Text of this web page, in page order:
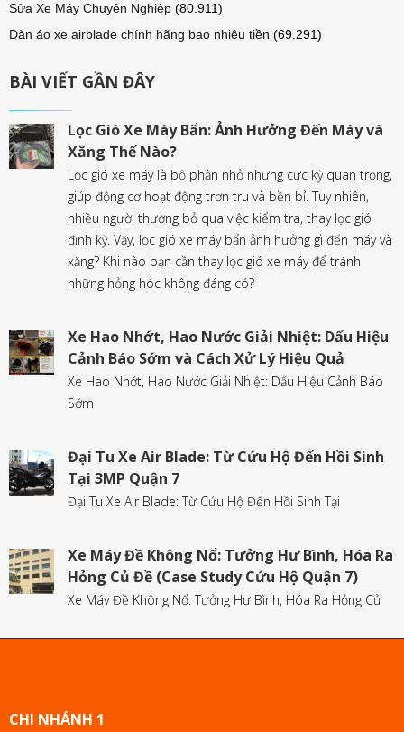
Sửa Xe Máy Chuyên Nghiệp (80.911)
Dàn áo xe airblade chính hãng bao nhiêu tiền (69.291)
BÀI VIẾT GẦN ĐÂY
Lọc Gió Xe Máy Bẩn: Ảnh Hưởng Đến Máy và
Xăng Thế Nào?
Lọc gió xe máy là bộ phận nhỏ nhưng cực kỳ quan trọng,
giúp động cơ hoạt động trơn tru và bền bỉ. Tuy nhiên,
nhiều người thường bỏ qua việc kiểm tra, thay lọc gió
định kỳ. Vậy, lọc gió xe máy bẩn ảnh hưởng gì đến máy và
xăng? Khi nào bạn cần thay lọc gió xe máy để tránh
những hỏng hóc không đáng có?
Xe Hao Nhớt, Hao Nước Giải Nhiệt: Dấu Hiệu
Cảnh Báo Sớm và Cách Xử Lý Hiệu Quả
Xe Hao Nhớt, Hao Nước Giải Nhiệt: Dấu Hiệu Cảnh Báo
Sớm
Đại Tu Xe Air Blade: Từ Cứu Hộ Đến Hồi Sinh
Tại 3MP Quận 7
Đại Tu Xe Air Blade: Từ Cứu Hộ Đến Hồi Sinh Tại
Xe Máy Đề Không Nổ: Tưởng Hư Bình, Hóa Ra
Hỏng Củ Đề (Case Study Cứu Hộ Quận 7)
Xe Máy Đề Không Nổ: Tưởng Hư Bình, Hóa Ra Hỏng Củ
CHI NHÁNH 1